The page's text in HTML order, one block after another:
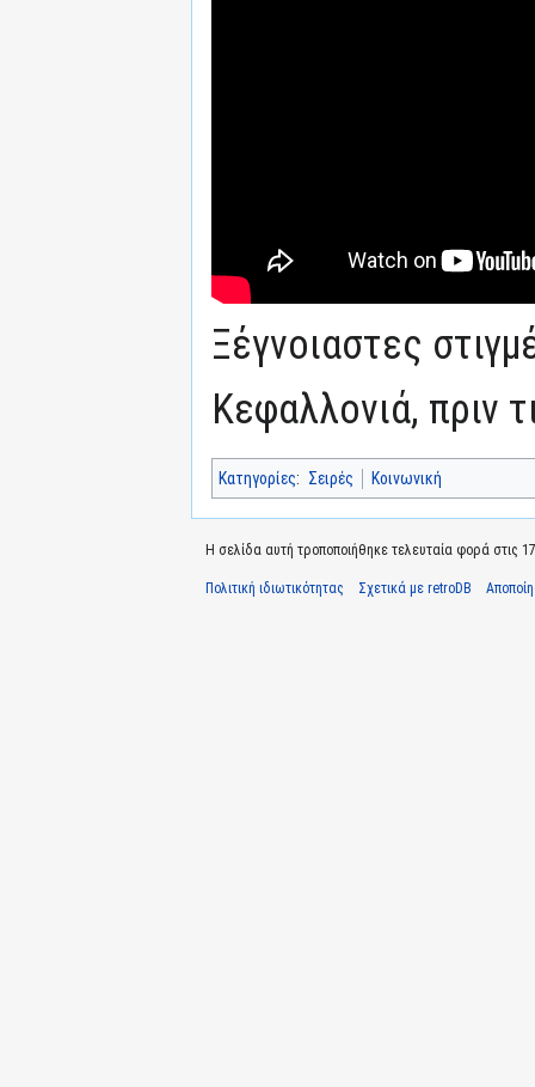
Ξέγνοιαστες
Κεφαλλονιά, πριν
Κατηγορίες: Σειρές Κοινωνική
Η σελίδα αυτή τροποποιήθηκε τελευταία φορά στις
Πολιτική ιδιωτικότητας Σχετικά με retroDB